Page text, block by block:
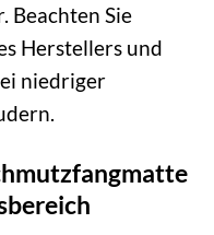
Beachten Sie
Herstellers und
niedriger